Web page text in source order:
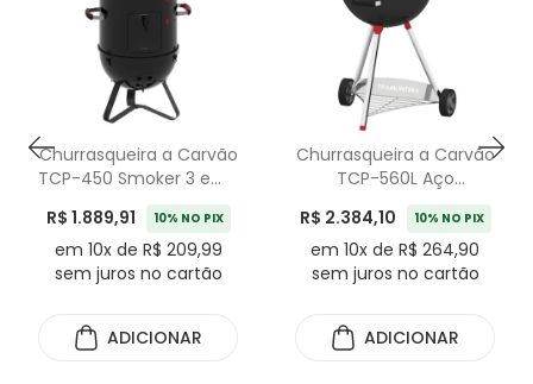
Churrasqueira a Carvão
TCP-450 Smoker 3 em 1
Aço Esmaltado com
Grelha Inox Tramontina
R$ 1.889,91 10% NO PIX
em 10x de R$ 209,99
sem juros no cartão
ADICIONAR
Churrasqueira a Carvão
TCP-560L Aço
Esmaltado com Grelha
Inox Tramontina
R$ 2.384,10 10% NO PIX
em 10x de R$ 264,90
sem juros no cartão
ADICIONAR